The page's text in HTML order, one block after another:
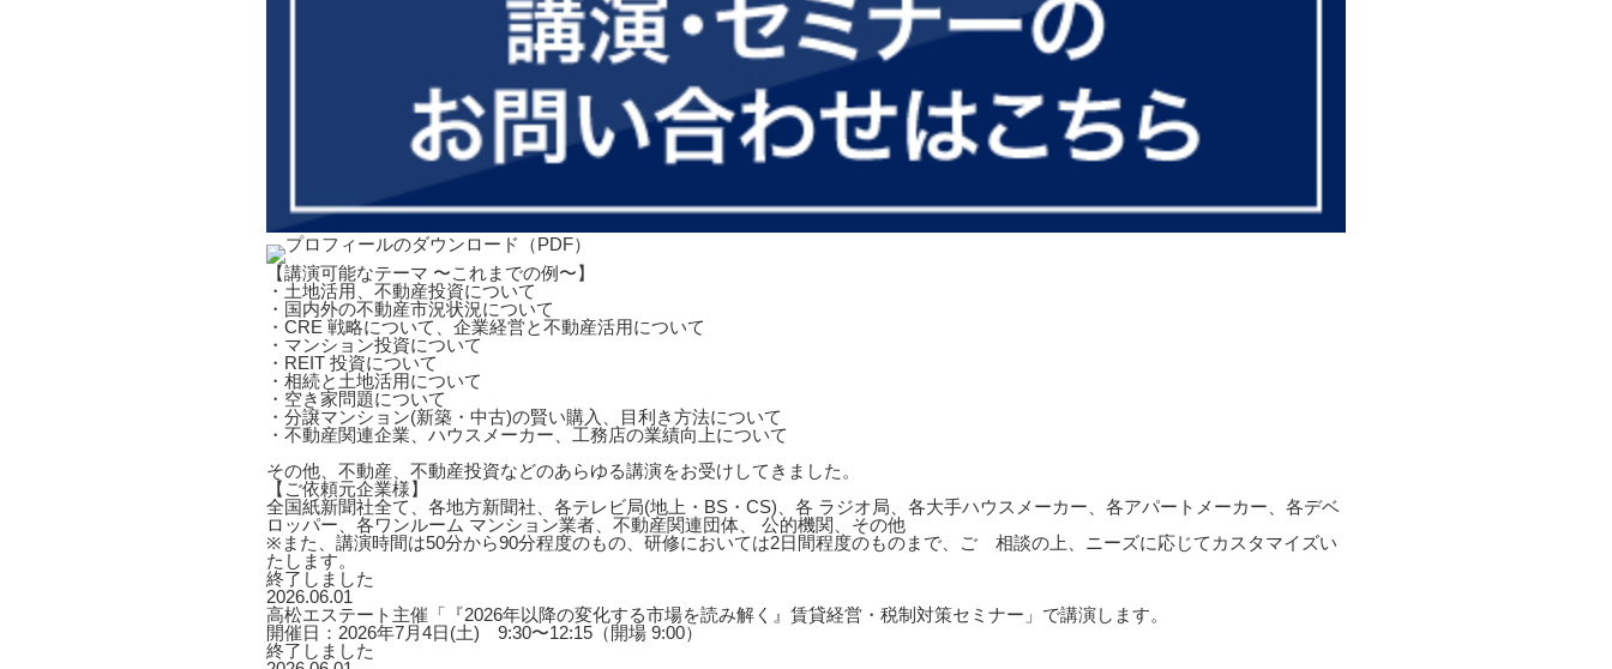
【講演可能なテーマ 〜これまでの例〜】
・土地活用、不動産投資について
・国内外の不動産市況状況について
・CRE 戦略について、企業経営と不動産活用について
・マンション投資について
・REIT 投資について
・相続と土地活用について
・空き家問題について
・分譲マンション(新築・中古)の賢い購入、目利き方法について
・不動産関連企業、ハウスメーカー、工務店の業績向上について
その他、不動産、不動産投資などのあらゆる講演をお受けしてきました。
【ご依頼元企業様】
全国紙新聞社全て、各地方新聞社、各テレビ局(地上・BS・CS)、各 ラジオ局、各大手ハウスメーカー、各アパートメーカー、各デベ
ロッパー、各ワンルーム マンション業者、不動産関連団体、 公的機関、その他
※また、講演時間は50分から90分程度のもの、研修においては2日間程度のものまで、ご゙相談の上、ニーズに応じてカスタマイズい
たします。
終了しました
2026.06.01
高松エステート主催「『2026年以降の変化する市場を読み解く』賃貸経営・税制対策セミナー」で講演します。
開催日：2026年7月4日(土) 9:30〜12:15（開場 9:00）
終了しました